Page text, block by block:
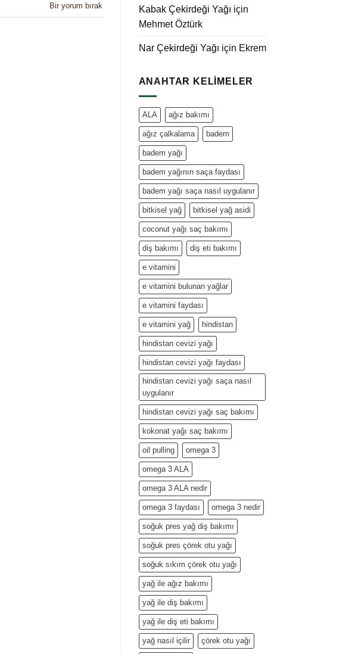
Bir yorum bırak Kabak Çekirdeği Yağı için
Mehmet Öztürk
Nar Çekirdeği Yağı için Ekrem
ANAHTAR KELIMELER
ALA ağız bakımı
ağız çalkalama badem
badem yağı
badem yağının saça faydası
badem yağı saça nasıl uygulanır
bitkisel yağ bitkisel yağ asidi
coconut yağı saç bakımı
diş bakımı diş eti bakımı
e vitamini
e vitamini bulunan yağlar
e vitamini faydası
e vitamini yağ hindistan
hindistan cevizi yağı
hindistan cevizi yağı faydası
hindistan cevizi yağı saça nasıl
uygulanır
hindistan cevizi yağı saç bakımı
kokonat yağı saç bakımı
oil pulling omega 3
omega 3 ALA
omega 3 ALA nedir
omega 3 faydası omega 3 nedir
soğuk pres yağ diş bakımı
soğuk pres çörek otu yağı
soğuk sıkım çörek otu yağı
yağ ile ağız bakımı
yağ ile diş bakımı
yağ ile diş eti bakımı
yağ nasıl içilir çörek otu yağı